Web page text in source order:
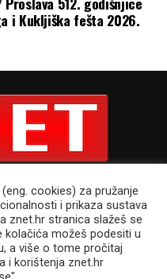
da to otkriva pravu
samo jer je rodila
joj vjerna tijekom
Isusa po tijelu,
riječi.
i Kukljiška fešta 2026.
IMPRESSUM
cookies) za pružanje
i prikaza sustava
znet.hr stranica slažeš se
kolačića možeš podesiti u
a više o tome pročitaj
i korištenja znet.hr